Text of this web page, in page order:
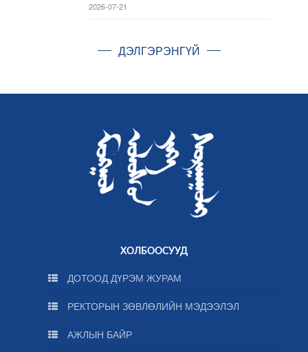
2026-07-21
ДЭЛГЭРЭНГҮЙ
ХОЛБООСУУД
ДОТООД ДҮРЭМ ЖУРАМ
РЕКТОРЫН ЗӨВЛӨЛИЙН МЭДЭЭЛЭЛ
АЖЛЫН БАЙР